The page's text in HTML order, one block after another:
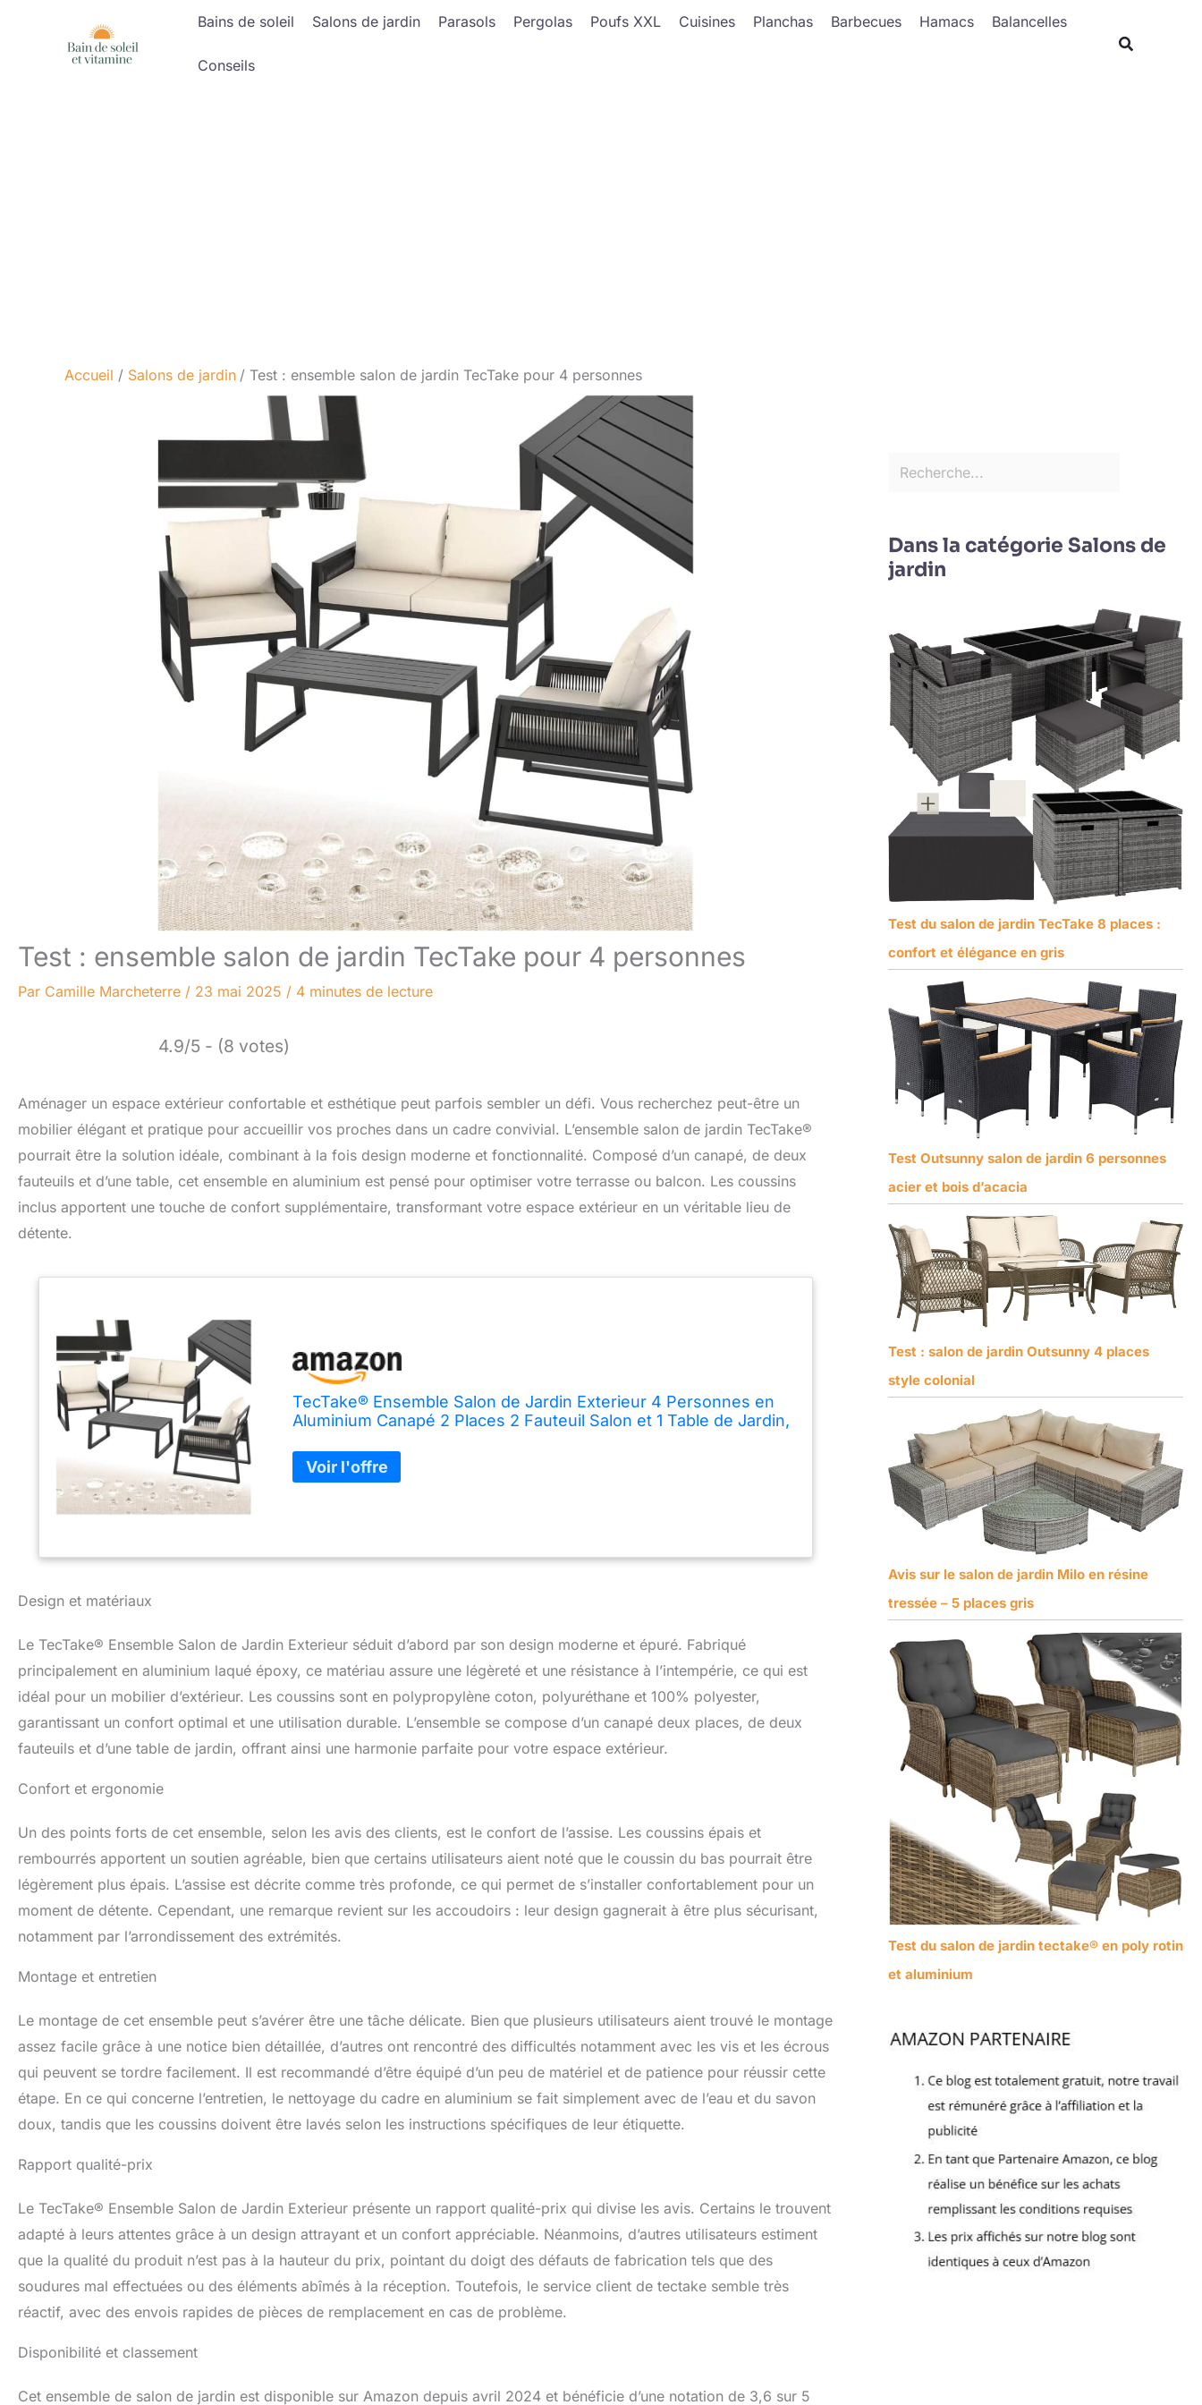
Bains de soleil Salons de jardin Parasols Pergolas Poufs XXL Cuisines Planchas Barbecues Hamacs Balancelles
Conseils
Accueil Salons de jardin Test : ensemble salon de jardin TecTake pour 4 personnes
Test : ensemble salon de jardin TecTake pour 4 personnes
Par Camille Marcheterre / 23 mai 2025 / 4 minutes de lecture
4.9/5 - (8 votes)
Aménager un espace extérieur confortable et esthétique peut parfois sembler un défi. Vous recherchez peut-être un
mobilier élégant et pratique pour accueillir vos proches dans un cadre convivial. L’ensemble salon de jardin TecTake®
pourrait être la solution idéale, combinant à la fois design moderne et fonctionnalité. Composé d’un canapé, de deux
fauteuils et d’une table, cet ensemble en aluminium est pensé pour optimiser votre terrasse ou balcon. Les coussins
inclus apportent une touche de confort supplémentaire, transformant votre espace extérieur en un véritable lieu de
détente.
TecTake® Ensemble Salon de Jardin Exterieur 4 Personnes en
Aluminium Canapé 2 Places 2 Fauteuil Salon et 1 Table de Jardin,
Terrasse Veranda
Design et matériaux
Le TecTake® Ensemble Salon de Jardin Exterieur séduit d’abord par son design moderne et épuré. Fabriqué
principalement en aluminium laqué époxy, ce matériau assure une légèreté et une résistance à l’intempérie, ce qui est
idéal pour un mobilier d’extérieur. Les coussins sont en polypropylène coton, polyuréthane et 100% polyester,
garantissant un confort optimal et une utilisation durable. L’ensemble se compose d’un canapé deux places, de deux
fauteuils et d’une table de jardin, offrant ainsi une harmonie parfaite pour votre espace extérieur.
Confort et ergonomie
Un des points forts de cet ensemble, selon les avis des clients, est le confort de l’assise. Les coussins épais et
rembourrés apportent un soutien agréable, bien que certains utilisateurs aient noté que le coussin du bas pourrait être
légèrement plus épais. L’assise est décrite comme très profonde, ce qui permet de s’installer confortablement pour un
moment de détente. Cependant, une remarque revient sur les accoudoirs : leur design gagnerait à être plus sécurisant,
notamment par l’arrondissement des extrémités.
Montage et entretien
Le montage de cet ensemble peut s’avérer être une tâche délicate. Bien que plusieurs utilisateurs aient trouvé le montage
assez facile grâce à une notice bien détaillée, d’autres ont rencontré des difficultés notamment avec les vis et les écrous
qui peuvent se tordre facilement. Il est recommandé d’être équipé d’un peu de matériel et de patience pour réussir cette
étape. En ce qui concerne l’entretien, le nettoyage du cadre en aluminium se fait simplement avec de l’eau et du savon
doux, tandis que les coussins doivent être lavés selon les instructions spécifiques de leur étiquette.
Rapport qualité-prix
Le TecTake® Ensemble Salon de Jardin Exterieur présente un rapport qualité-prix qui divise les avis. Certains le trouvent
adapté à leurs attentes grâce à un design attrayant et un confort appréciable. Néanmoins, d’autres utilisateurs estiment
que la qualité du produit n’est pas à la hauteur du prix, pointant du doigt des défauts de fabrication tels que des
soudures mal effectuées ou des éléments abîmés à la réception. Toutefois, le service client de tectake semble très
réactif, avec des envois rapides de pièces de remplacement en cas de problème.
Disponibilité et classement
Cet ensemble de salon de jardin est disponible sur Amazon depuis avril 2024 et bénéficie d’une notation de 3,6 sur 5
Rechercher
Dans la catégorie Salons de
jardin
Test du salon de jardin TecTake 8 places :
confort et élégance en gris
Test Outsunny salon de jardin 6 personnes
acier et bois d’acacia
Test : salon de jardin Outsunny 4 places
style colonial
Avis sur le salon de jardin Milo en résine
tressée – 5 places gris
Test du salon de jardin tectake® en poly rotin
et aluminium